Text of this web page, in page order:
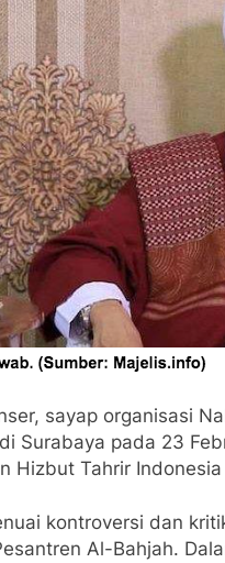
sayap organisasi
Surabaya pada 23
Hizbut Tahrir
kontroversi dan
Al-Bahjah.